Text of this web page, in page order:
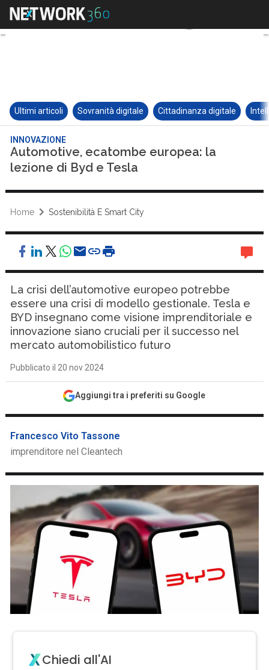
Ultimi articoli Sovranità digitale Cittadinanza digitale
INNOVAZIONE
Automotive, ecatombe europea: la
lezione di Byd e Tesla
Home Sostenibilità E Smart City
La crisi dell’automotive europeo potrebbe
essere una crisi di modello gestionale. Tesla e
BYD insegnano come visione imprenditoriale e
innovazione siano cruciali per il successo nel
mercato automobilistico futuro
Pubblicato il 20 nov 2024
Aggiungi tra i preferiti su Google
Francesco Vito Tassone
imprenditore nel Cleantech
Chiedi all'AI